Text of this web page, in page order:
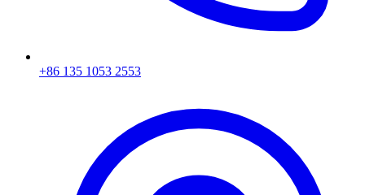
+86 135 1053 2553